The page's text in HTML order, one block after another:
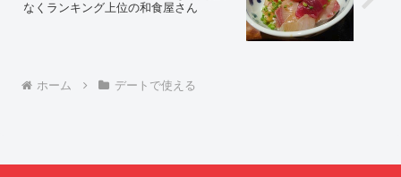
なくランキング上位の和食屋さん
ホーム デートで使える